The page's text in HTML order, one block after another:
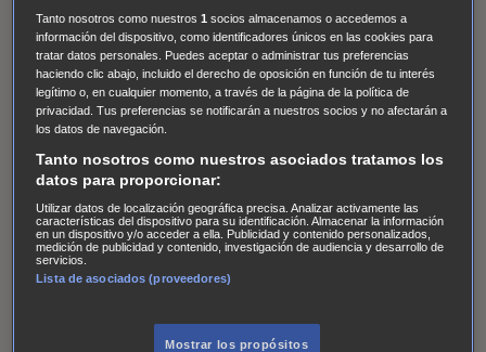
Hailey Dean Without Sin: Libre de Culpa Morbius
NCIS: Nueva Orleans
Pandora En fuera de juego
The Shield: Al margen de la ley Duplicated Preacher
The Killing Kind Intersecciones DOC Bite Club
Chicago Fire
de personas desaparecidas Mad Dogs La Sustituta
Ladrón de guante blanco
AXN Masters of Sex Three Pines Accused CarterAlice
Nevers Crossing Lines Einstein Sobrenatural Cómo
defender a un asesino
Reckoning: Ajuste de Cuentas
Tanto nosotros como nuestros1 socios almacenamos o accedemos a
información del dispositivo, como identificadores únicos en las cookies para
tratar datos personales. Puedes aceptar o administrar tus preferencias
haciendo clic abajo, incluido el derecho de oposición en función de tu interés
legítimo o, en cualquier momento, a través de la página de la política de
privacidad. Tus preferencias se notificarán a nuestros socios y no afectarán a
los datos de navegación.
Tanto nosotros como nuestros asociados tratamos los
datos para proporcionar:
Utilizar datos de localización geográfica precisa. Analizar activamente las
características del dispositivo para su identificación. Almacenar la información
en un dispositivo y/o acceder a ella. Publicidad y contenido personalizados,
medición de publicidad y contenido, investigación de audiencia y desarrollo de
servicios.
Lista de asociados (proveedores)
Mostrar los propósitos